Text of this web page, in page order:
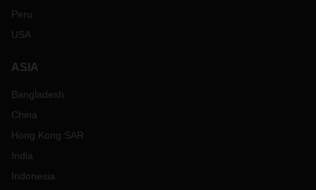
Peru
USA
ASIA
Bangladesh
China
Hong Kong SAR
India
Indonesia